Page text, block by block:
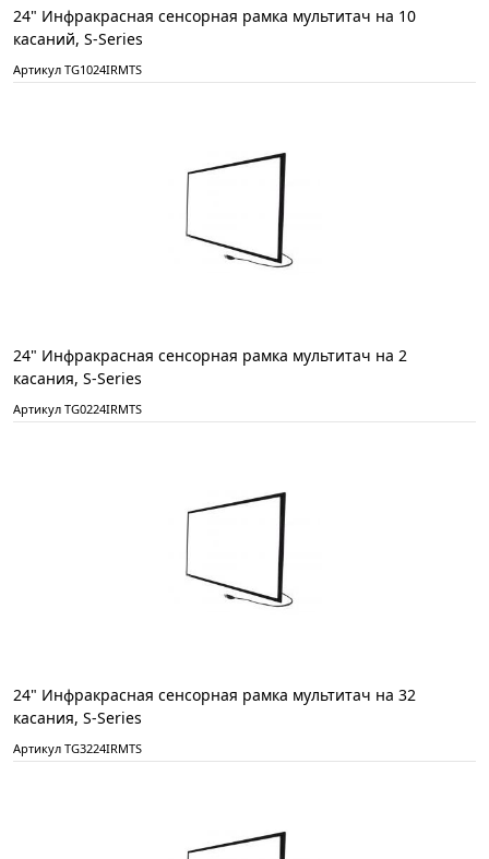
24" Инфракрасная сенсорная рамка мультитач на 10
касаний, S-Series
Артикул TG1024IRMTS
24" Инфракрасная сенсорная рамка мультитач на 2
касания, S-Series
Артикул TG0224IRMTS
24" Инфракрасная сенсорная рамка мультитач на 32
касания, S-Series
Артикул TG3224IRMTS